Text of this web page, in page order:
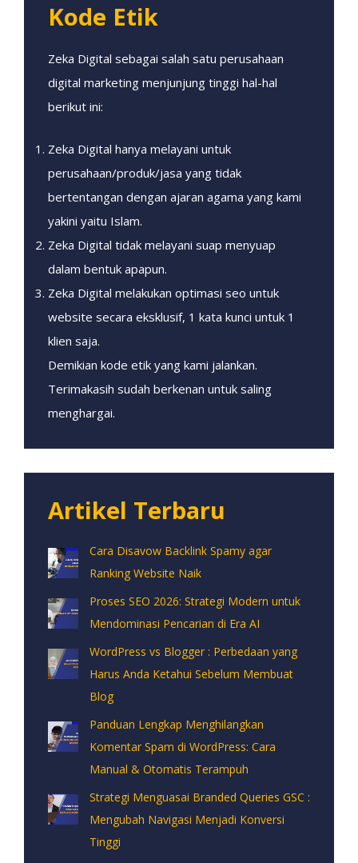
Kode Etik
Zeka Digital sebagai salah satu perusahaan
digital marketing menjunjung tinggi hal-hal
berikut ini:
Zeka Digital hanya melayani untuk
perusahaan/produk/jasa yang tidak
bertentangan dengan ajaran agama yang kami
yakini yaitu Islam.
Zeka Digital tidak melayani suap menyuap
dalam bentuk apapun.
Zeka Digital melakukan optimasi seo untuk
website secara eksklusif, 1 kata kunci untuk 1
klien saja.
Demikian kode etik yang kami jalankan.
Terimakasih sudah berkenan untuk saling
menghargai.
Artikel Terbaru
Cara Disavow Backlink Spamy agar
Ranking Website Naik
Proses SEO 2026: Strategi Modern untuk
Mendominasi Pencarian di Era AI
WordPress vs Blogger : Perbedaan yang
Harus Anda Ketahui Sebelum Membuat
Blog
Panduan Lengkap Menghilangkan
Komentar Spam di WordPress: Cara
Manual & Otomatis Terampuh
Strategi Menguasai Branded Queries GSC :
Mengubah Navigasi Menjadi Konversi
Tinggi